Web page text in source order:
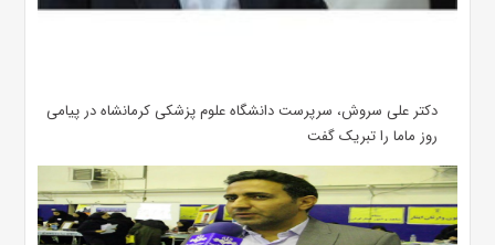
دکتر علی سروش، سرپرست دانشگاه علوم پزشکی کرمانشاه در پیامی
روز ماما را تبریک گفت